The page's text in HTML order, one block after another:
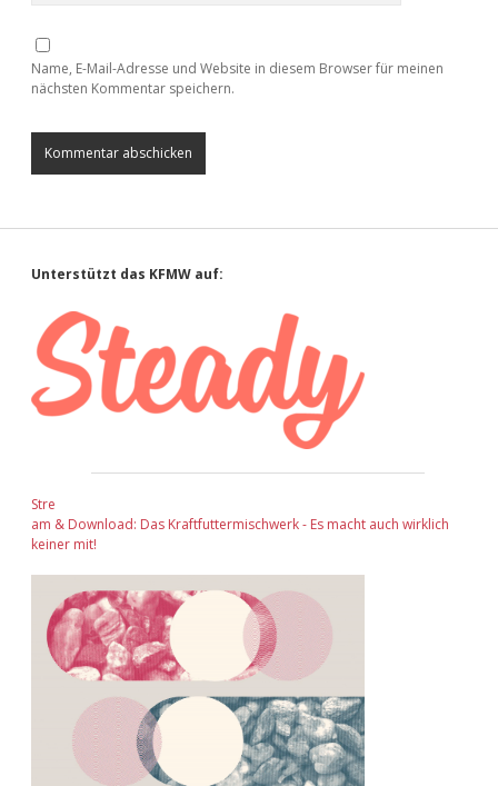
Name, E-Mail-Adresse und Website in diesem Browser für meinen
nächsten Kommentar speichern.
Sidebar
Unterstützt das KFMW auf:
Stre
am & Download: Das Kraftfuttermischwerk - Es macht auch wirklich
keiner mit!